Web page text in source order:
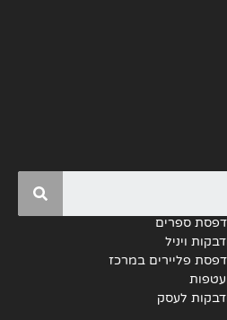
ספרים
ויניל
פליירים במרכז
לעסק